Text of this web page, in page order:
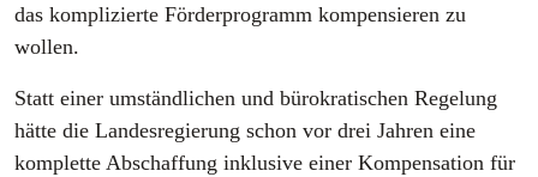
das komplizierte Förderprogramm kompensieren zu
wollen.
Statt einer umständlichen und bürokratischen Regelung
hätte die Landesregierung schon vor drei Jahren eine
komplette Abschaffung inklusive einer Kompensation für